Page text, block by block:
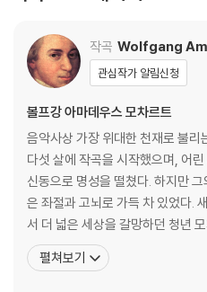
작곡 Wolfgang
관심작가 알림신청
볼프강 아마데우스 모차르트
음악사상 가장 위대한 천재로 불리
다섯 살에 작곡을 시작했으며, 어
신동으로 명성을 떨쳤다. 하지만
은 좌절과 고뇌로 가득 차 있었다.
서 더 넓은 세상을 갈망하던 청년
와 함께 만하임과 파리로 긴 여행을
던 것은 첫사랑의 배신과, 낯선 도
펼쳐보기